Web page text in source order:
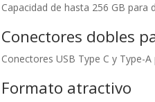
Capacidad de hasta 256 GB
Conectores dobles
Conectores USB Type C y Type-
Formato atractivo